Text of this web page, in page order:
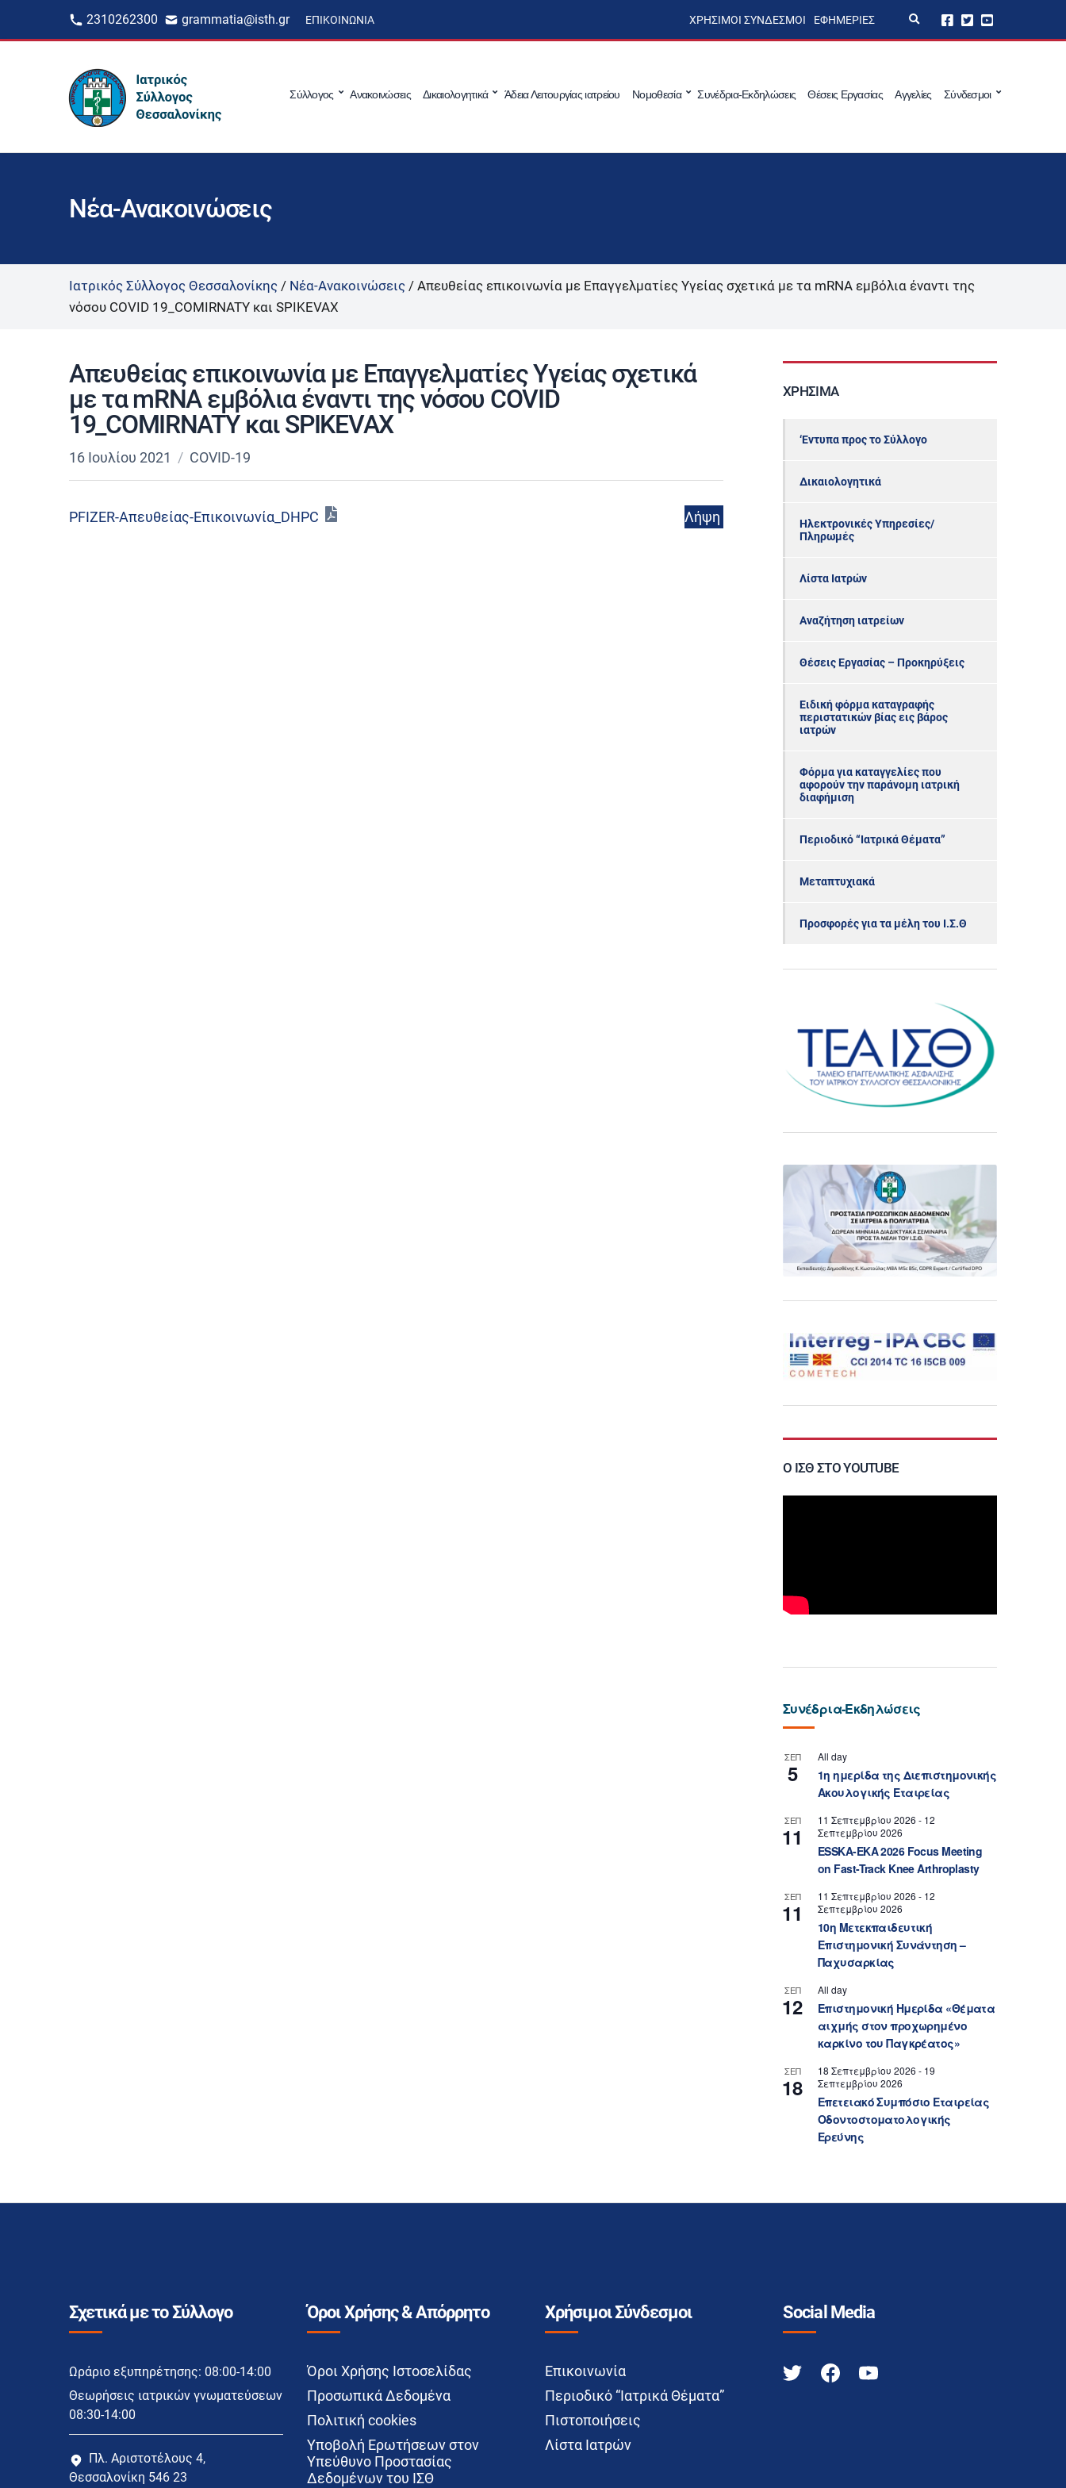
2310262300 grammatia@isth.gr ΕΠΙΚΟΙΝΩΝΊΑ ΧΡΉΣΙΜΟΙ ΣΎΝΔΕΣΜΟΙ ΕΦΗΜΕΡΊΕΣ
p
s
e
Σύλλογος Ανακοινώσεις Δικαιολογητικά Άδεια Λειτουργίας ιατρείου Νομοθεσία Συνέδρια-Εκδηλώσεις Θέσεις Εργασίας Αγγελίες Σύνδεσμοι
Νέα-Ανακοινώσεις
Ιατρικός Σύλλογος Θεσσαλονίκης / Νέα-Ανακοινώσεις / Απευθείας επικοινωνία με Επαγγελματίες Υγείας σχετικά με τα mRNA εμβόλια έναντι της
νόσου COVID 19_COMIRNATY και SPIKEVAX
Απευθείας επικοινωνία με Επαγγελματίες Υγείας σχετικά
με τα mRNA εμβόλια έναντι της νόσου COVID
19_COMIRNATY και SPIKEVAX
16 Ιουλίου 2021 COVID-19
PFIZER-Απευθείας-Επικοινωνία_DHPC Λήψη
ΧΡΉΣΙΜΑ
‘Εντυπα προς το Σύλλογο
Δικαιολογητικά
Ηλεκτρονικές Υπηρεσίες/
Πληρωμές
Λίστα Ιατρών
Αναζήτηση ιατρείων
Θέσεις Εργασίας – Προκηρύξεις
Ειδική φόρμα καταγραφής
περιστατικών βίας εις βάρος
ιατρών
Φόρμα για καταγγελίες που
αφορούν την παράνομη ιατρική
διαφήμιση
Περιοδικό “Ιατρικά Θέματα”
Μεταπτυχιακά
Προσφορές για τα μέλη του Ι.Σ.Θ
Ο ΙΣΘ ΣΤΟ YOUTUBE
Συνέδρια-Εκδηλώσεις
ΣΕΠ
5
All day
1η ημερίδα της Διεπιστημονικής
Ακουλογικής Εταιρείας
ΣΕΠ
11
11 Σεπτεμβρίου 2026 - 12
Σεπτεμβρίου 2026
ESSKA-EKA 2026 Focus Meeting
on Fast-Track Knee Arthroplasty
ΣΕΠ
11
11 Σεπτεμβρίου 2026 - 12
Σεπτεμβρίου 2026
10η Μετεκπαιδευτική
Επιστημονική Συνάντηση –
Παχυσαρκίας
ΣΕΠ
12
All day
Επιστημονική Ημερίδα «Θέματα
αιχμής στον προχωρημένο
καρκίνο του Παγκρέατος»
ΣΕΠ
18
18 Σεπτεμβρίου 2026 - 19
Σεπτεμβρίου 2026
Επετειακό Συμπόσιο Εταιρείας
Οδοντοστοματολογικής
Ερεύνης
Σχετικά με το Σύλλογο
Ωράριο εξυπηρέτησης: 08:00-14:00
Θεωρήσεις ιατρικών γνωματεύσεων
08:30-14:00
Πλ. Αριστοτέλους 4,
Θεσσαλονίκη 546 23
Όροι Χρήσης & Απόρρητο
Όροι Χρήσης Ιστοσελίδας
Προσωπικά Δεδομένα
Πολιτική cookies
Υποβολή Ερωτήσεων στον
Υπεύθυνο Προστασίας
Δεδομένων του ΙΣΘ
Χρήσιμοι Σύνδεσμοι
Επικοινωνία
Περιοδικό “Ιατρικά Θέματα”
Πιστοποιήσεις
Λίστα Ιατρών
Social Media